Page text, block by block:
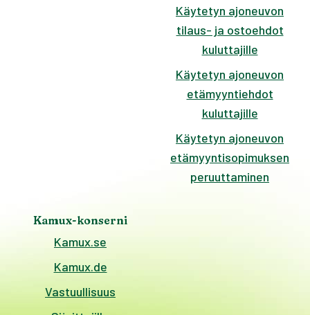
Käytetyn ajoneuvon
tilaus- ja ostoehdot
kuluttajille
Käytetyn ajoneuvon
etämyyntiehdot
kuluttajille
Käytetyn ajoneuvon
etämyyntisopimuksen
peruuttaminen
Kamux-konserni
Kamux.se
Kamux.de
Vastuullisuus